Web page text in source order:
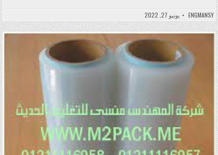
ENGMANSY يونيو 27, 2022
Posted in